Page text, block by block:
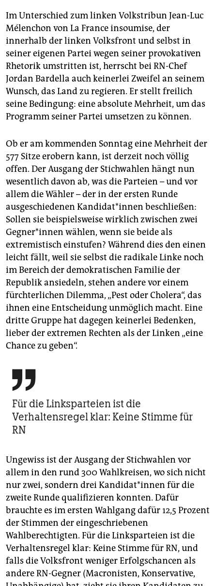
Im Unterschied zum linken Volkstribun Jean-Luc
Mélenchon von La France insoumise, der
innerhalb der linken Volksfront und selbst in
seiner eigenen Partei wegen seiner provokativen
Rhetorik umstritten ist, herrscht bei RN-Chef
Jordan Bardella auch keinerlei Zweifel an seinem
Wunsch, das Land zu regieren. Er stellt freilich
seine Bedingung: eine absolute Mehrheit, um das
Programm seiner Partei umsetzen zu können.
Ob er am kommenden Sonntag eine Mehrheit der
577 Sitze erobern kann, ist derzeit noch völlig
offen. Der Ausgang der Stichwahlen hängt nun
wesentlich davon ab, was die Parteien – und vor
allem die Wähler – der in der ersten Runde
ausgeschiedenen Kan­di­da­t*in­nen beschließen:
Sollen sie beispielsweise wirklich zwischen zwei
Geg­ne­r*in­nen wählen, wenn sie beide als
extremistisch einstufen? Während dies den einen
leicht fällt, weil sie selbst die radikale Linke noch
im Bereich der demokratischen Familie der
Republik ansiedeln, stehen andere vor einem
fürchterlichen Dilemma, „Pest oder Cholera“, das
ihnen eine Entscheidung unmöglich macht. Eine
dritte Gruppe hat dagegen keinerlei Bedenken,
lieber der extremen Rechten als der Linken „eine
Chance zu geben“.

Für die Linksparteien ist die
Verhaltensregel klar: Keine Stimme für
RN
Ungewiss ist der Ausgang der Stichwahlen vor
allem in den rund 300 Wahlkreisen, wo sich nicht
nur zwei, sondern drei Kan­di­da­t*in­nen für die
zweite Runde qualifizieren konnten. Dafür
brauchte es im ersten Wahlgang dafür 12,5 Prozent
der Stimmen der eingeschriebenen
Wahlberechtigten. Für die Linksparteien ist die
Verhaltensregel klar: Keine Stimme für RN, und
falls die Volksfront weniger Erfolgschancen als
andere RN-Gegner (Macronisten, Konservative,